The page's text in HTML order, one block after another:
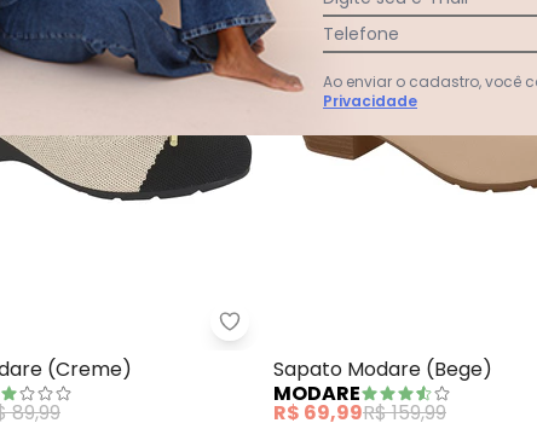
Modare (Bege) em SintéticoModare - Sapato Modare
(Creme)
89,99
Sapato Modare (Bege)
MODARE
R$ 69,99R$ 159,99
Telefone
Ao enviar o cadastro, você
Privacidade